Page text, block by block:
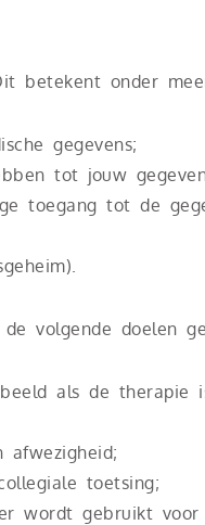
betekent onder
gegevens;
tot jouw
toegang tot de
volgende doelen
als de
toetsing;
wordt gebruikt